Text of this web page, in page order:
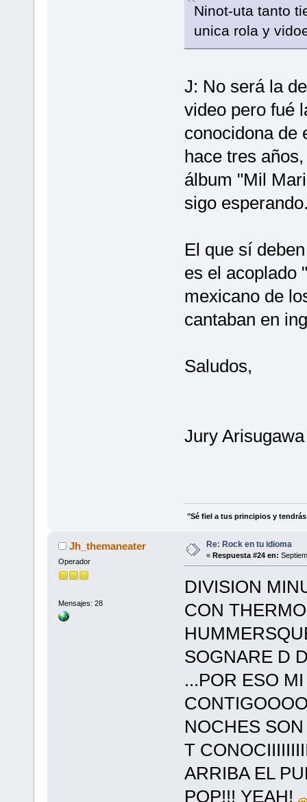
Ninot-uta tanto
unica rola y
J: No será la
video pero fué
conocidona de
hace tres
álbum "Mil
sigo
El que sí
es el acoplado
mexicano de
cantaban en
Saludos,
Jury Arisugawa
"Sé fiel a tus principios y
Jh_themaneater
Operador
Mensajes: 28
Re: Rock en tu idioma
« Respuesta #24 en:
DIVISION
CON
SOGNARE D
...POR ESO
NOCHES
T
ARRIBA EL
POP!!! YEAH!